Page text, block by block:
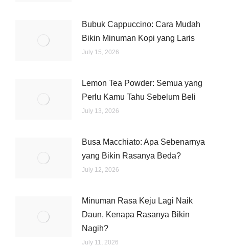
Bubuk Cappuccino: Cara Mudah
Bikin Minuman Kopi yang Laris
July 15, 2026
Lemon Tea Powder: Semua yang
Perlu Kamu Tahu Sebelum Beli
July 13, 2026
Busa Macchiato: Apa Sebenarnya
yang Bikin Rasanya Beda?
July 12, 2026
Minuman Rasa Keju Lagi Naik
Daun, Kenapa Rasanya Bikin
Nagih?
July 11, 2026